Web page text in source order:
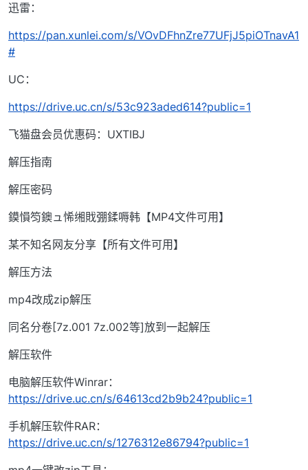
迅雷：
https://pan.xunlei.com/s/VOvDFhnZre77UFjJ5piOTnavA1
#
UC：
https://drive.uc.cn/s/53c923aded614?public=1
飞猫盘会员优惠码：UXTIBJ
解压指南
解压密码
鏌愪笉鐭ュ悕缃戝弸鍒嗕韩【MP4文件可用】
某不知名网友分享【所有文件可用】
解压方法
mp4改成zip解压
同名分卷[7z.001 7z.002等]放到一起解压
解压软件
电脑解压软件Winrar：
https://drive.uc.cn/s/64613cd2b9b24?public=1
手机解压软件RAR：
https://drive.uc.cn/s/1276312e86794?public=1